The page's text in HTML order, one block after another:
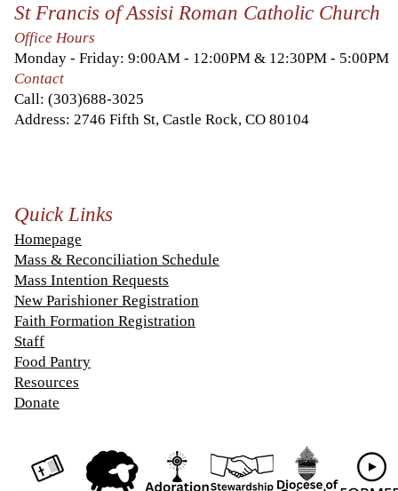
Carlos's 15th
year
anniversary!
St Francis of Assisi Roman Catholic Church
Office Hours
Monday - Friday: 9:00AM - 12:00PM & 12:30PM - 5:00PM
Contact
Call: (303)688-3025
Address: 2746 Fifth St, Castle Rock, CO 80104
Quick Links
Homepage
Mass & Reconciliation Schedule
Mass Intention Requests
New Parishioner Registration
Faith Formation Registration
Staff
Food Pantry
Resources
Donate